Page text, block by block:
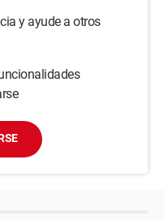
y ayude a otros